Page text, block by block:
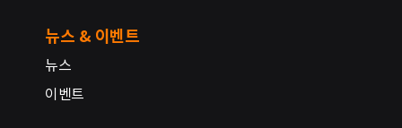
뉴스 & 이벤트
뉴스
이벤트